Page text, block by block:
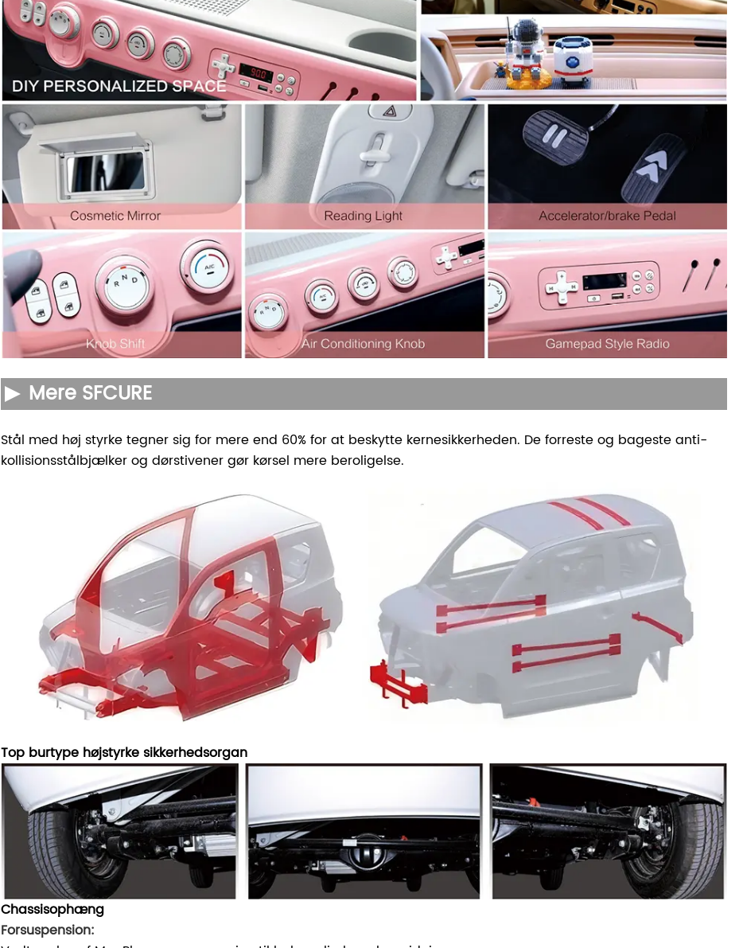
Mere SFCURE
Stål med høj styrke tegner sig for mere end 60% for at beskytte kernesikkerheden. De forreste og bageste anti-
kollisionsstålbjælker og dørstivener gør kørsel mere beroligelse.
Top burtype højstyrke sikkerhedsorgan
Chassisophæng
Forsuspension: